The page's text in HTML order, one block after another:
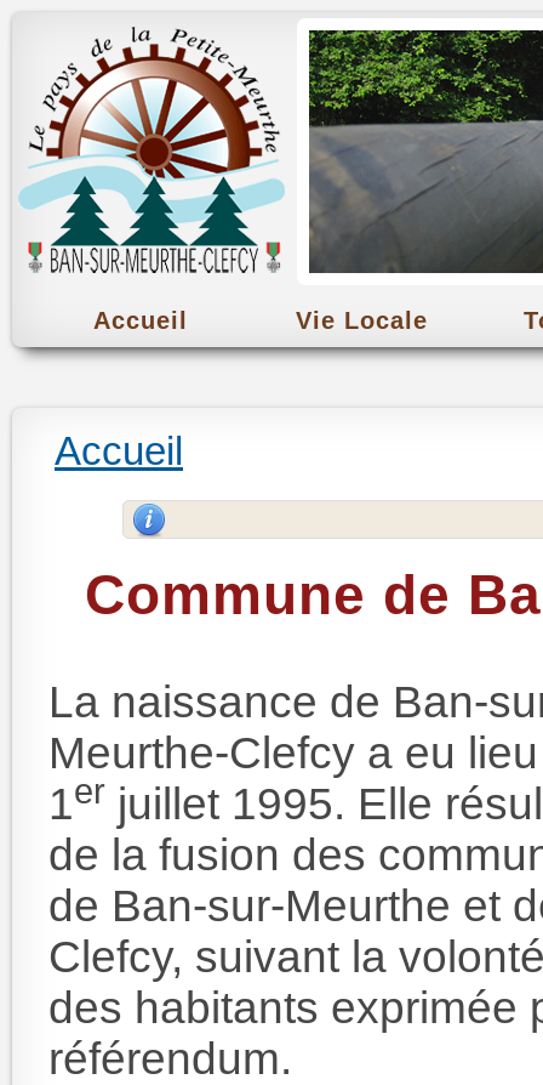
Accueil Vie Locale
Accueil
Commune de
La naissance de Ban-
Meurthe-Clefcy a eu
1er juillet 1995. Elle
de la fusion des
de Ban-sur-Meurthe et
Clefcy, suivant la
des habitants exprimée
référendum.